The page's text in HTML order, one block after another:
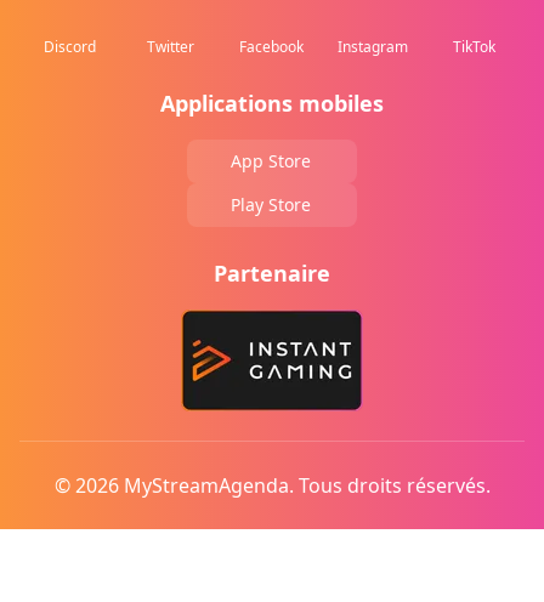
Discord Twitter Facebook Instagram TikTok
Applications mobiles
App Store
Play Store
Partenaire
© 2026 MyStreamAgenda. Tous droits réservés.